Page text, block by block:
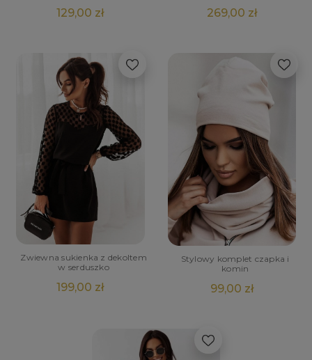
129,00 zł 269,00 zł
Zwiewna sukienka z dekoltem
w serduszko
199,00 zł
Stylowy komplet czapka i
komin
99,00 zł